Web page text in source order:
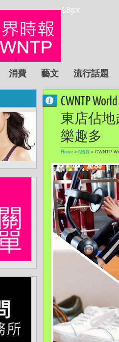
18px
消費 藝文 流行話題
CWNTP
東店佔地
樂趣多
Home » A體育 » CWNTP